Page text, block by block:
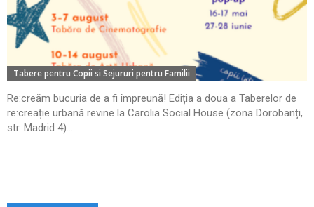
Tabere pentru Copii si Sejururi pentru Familii
Re:creăm bucuria de a fi împreună! Ediția a doua a Taberelor de
re:creație urbană revine la Carolia Social House (zona Dorobanți,
str. Madrid 4)....